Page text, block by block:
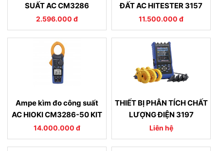
SUẤT AC CM3286
2.596.000 đ
ĐẤT AC HITESTER 3157
11.500.000 đ
Ampe kìm đo công suất
AC HIOKI CM3286-50 KIT
14.000.000 đ
THIẾT BỊ PHÂN TÍCH CHẤT
LƯỢNG ĐIỆN 3197
Liên hệ